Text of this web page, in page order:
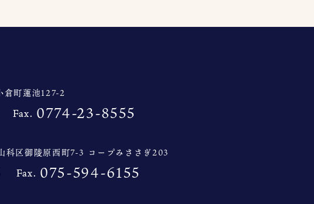
町蓮池127-2
0774-23-8555
区御陵原西町7-3 コープみささぎ203
075-594-6155